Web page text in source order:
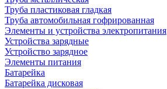
Труба пластиковая гладкая
Труба автомобильная гофрированная
Элементы и устройства электропитания
Устройства зарядные
Устройство зарядное
Элементы питания
Батарейка
Батарейка дисковая